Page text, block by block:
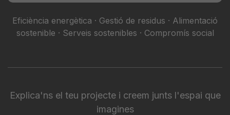
Eficiència energètica · Gestió de residus · Alimentació
sostenible · Serveis sostenibles · Compromís social
Explica'ns el teu projecte i creem junts l'espai que
imagines